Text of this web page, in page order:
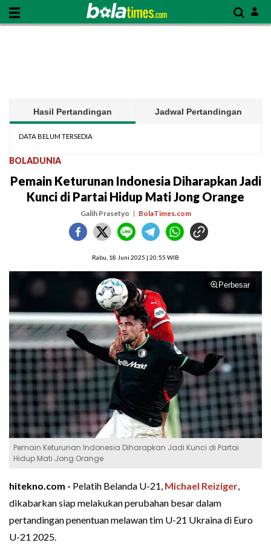
Hasil Pertandingan Jadwal Pertandingan
DATA BELUM TERSEDIA
BOLADUNIA
Pemain Keturunan Indonesia Diharapkan Jadi
Kunci di Partai Hidup Mati Jong Orange
Galih Prasetyo BolaTimes.com
Rabu, 18 Juni 2025 | 20:55 WIB
Perbesar
Pemain Keturunan Indonesia Diharapkan Jadi Kunci di Partai
Hidup Mati Jong Orange
hitekno.com - Pelatih Belanda U-21, Michael Reiziger,
dikabarkan siap melakukan perubahan besar dalam
pertandingan penentuan melawan tim U-21 Ukraina di Euro
U-21 2025.